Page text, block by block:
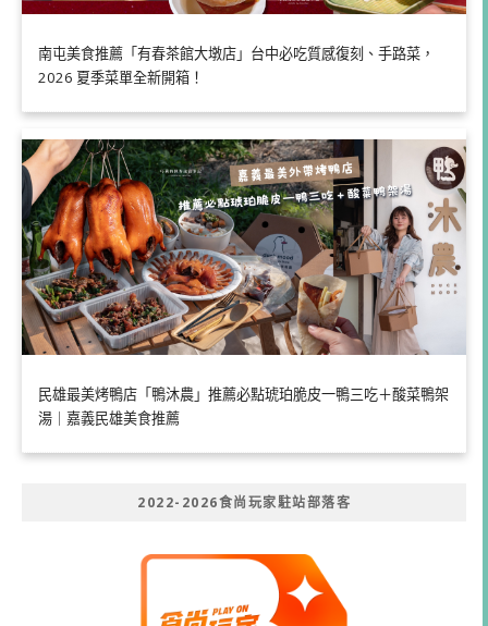
南屯美食推薦「有春茶館大墩店」台中必吃質感復刻、手路菜，
2026 夏季菜單全新開箱！
民雄最美烤鴨店「鴨沐農」推薦必點琥珀脆皮一鴨三吃＋酸菜鴨架
湯｜嘉義民雄美食推薦
2022-2026食尚玩家駐站部落客